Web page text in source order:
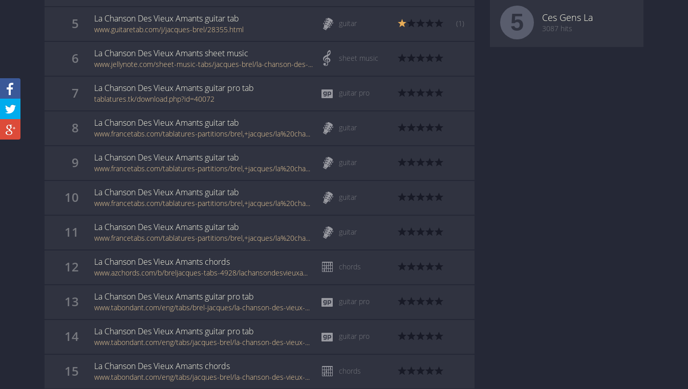
5 La Chanson Des Vieux Amants guitartab
www.guitaretab.com/j/jacques-brel/28355.html
guitar (1)
6 La Chanson Des Vieux Amantssheet music
www.jellynote.com/sheet-music-tabs/jacques-brel/la-chanson-des-vieux-amants/504a0be3d2235a3ff94a7f75
sheet music
7 La Chanson Des Vieux Amants guitar protab
tablatures.tk/download.php?id=40072
guitar pro
8 La Chanson Des Vieux Amants guitartab
www.francetabs.com/tablatures-partitions/brel,+jacques/la%20chanson%20des%20vieux%20amants-tab-guitare8180.html
guitar
9 La Chanson Des Vieux Amants guitartab
www.francetabs.com/tablatures-partitions/brel,+jacques/la%20chanson%20des%20vieux%20amants%202-tab-guitare8181.html
guitar
10 La Chanson Des Vieux Amants guitartab
www.francetabs.com/tablatures-partitions/brel,+jacques/la%20chanson%20des%20vieux%20amants%203-tab-guitare11684.html
guitar
11 La Chanson Des Vieux Amants guitartab
www.francetabs.com/tablatures-partitions/brel,+jacques/la%20chanson%20des%20vieux%20amants%204-tab-guitare11922.html
guitar
12 La Chanson Des Vieux Amants chords
www.azchords.com/b/breljacques-tabs-4928/lachansondesvieuxamants-tabs-130343.html
chords
13 La Chanson Des Vieux Amants guitar protab
www.tabondant.com/eng/tabs/brel-jacques/la-chanson-des-vieux-amants#7248
guitar pro
14 La Chanson Des Vieux Amants guitar protab
www.tabondant.com/eng/tabs/jacques-brel/la-chanson-des-vieux-amants#56620
guitar pro
15 La Chanson Des Vieux Amants chords
www.tabondant.com/eng/tabs/jacques-brel/la-chanson-des-vieux-amants#109531
chords
5 Ces Gens La
3087 hits